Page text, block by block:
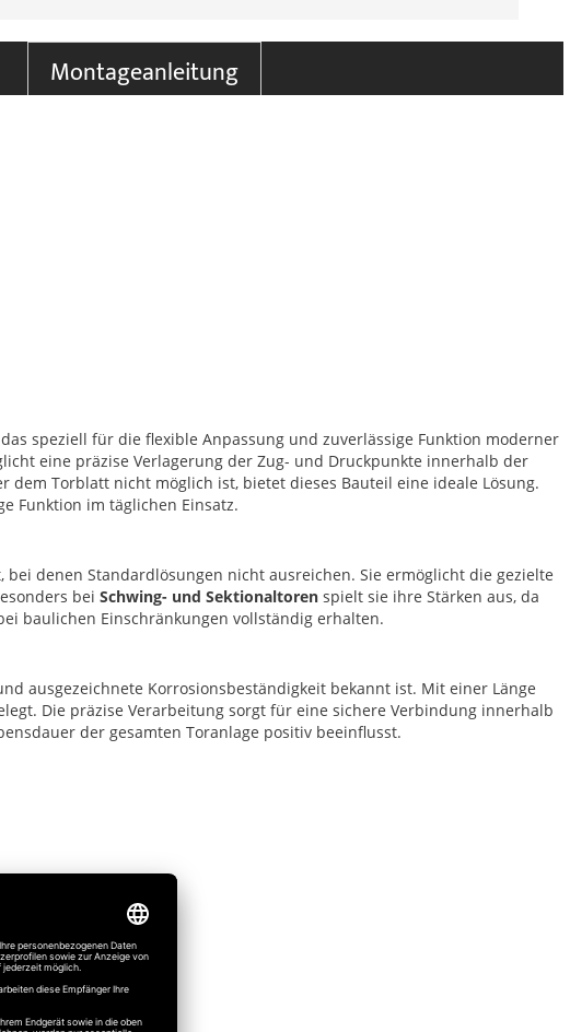
Montageanleitung
speziell für die flexible Anpassung und zuverlässige Funktion moderner
eine präzise Verlagerung der Zug- und Druckpunkte innerhalb der
Torblatt nicht möglich ist, bietet dieses Bauteil eine ideale Lösung.
Funktion im täglichen Einsatz.
denen Standardlösungen nicht ausreichen. Sie ermöglicht die gezielte
bei Schwing- und Sektionaltoren spielt sie ihre Stärken aus, da
baulichen Einschränkungen vollständig erhalten.
ausgezeichnete Korrosionsbeständigkeit bekannt ist. Mit einer Länge
Die präzise Verarbeitung sorgt für eine sichere Verbindung innerhalb
der gesamten Toranlage positiv beeinflusst.